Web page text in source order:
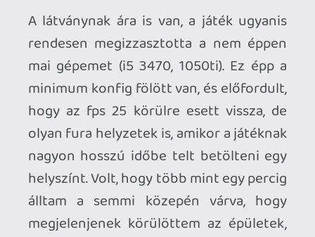
Bár szabadon utazhatunk a helyszínek
között, a játék lineáris, és csak a
mellékküldetések miatt lehet érdemes a
fősztorin kívüli helyekre elnézni.